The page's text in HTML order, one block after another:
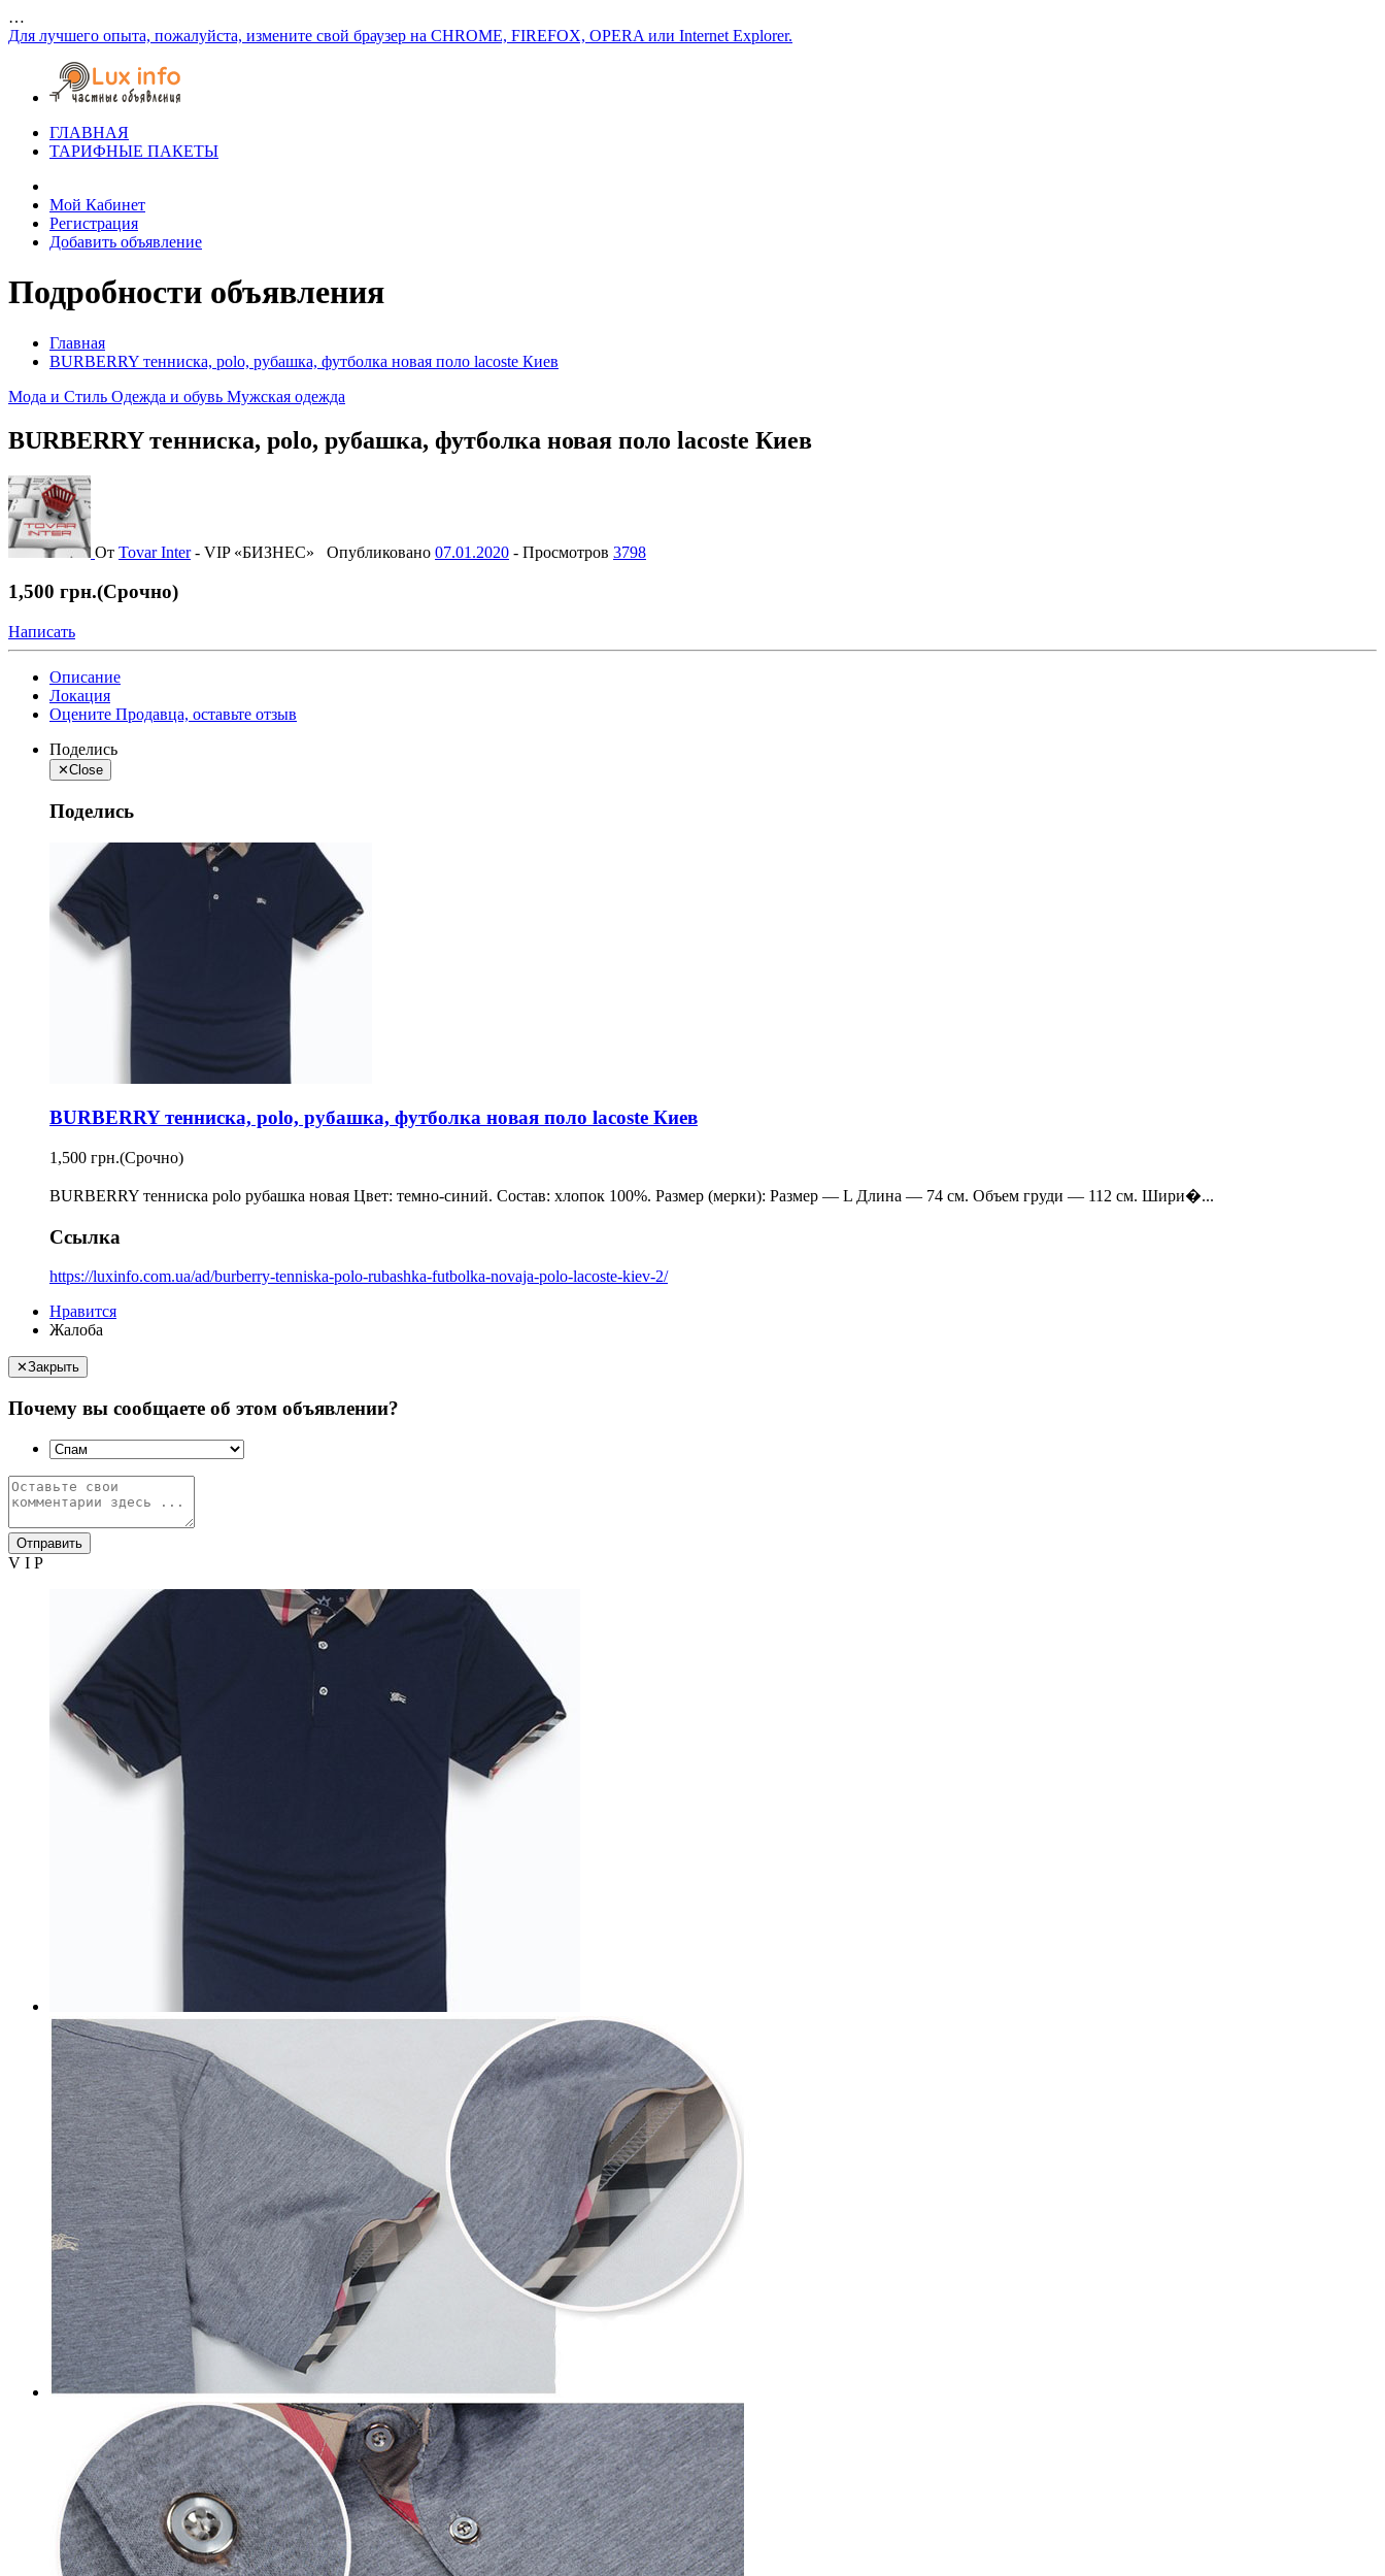
…
Для лучшего опыта, пожалуйста, измените свой браузер на CHROME, FIREFOX, OPERA или Internet Explorer.
ГЛАВНАЯ
ТАРИФНЫЕ ПАКЕТЫ
Мой Кабинет
Регистрация
Добавить объявление
Подробности объявления
Главная
BURBERRY тенниска, polo, рубашка, футболка новая поло lacoste Киев
Мода и Стиль Одежда и обувь Мужская одежда
BURBERRY тенниска, polo, рубашка, футболка новая поло lacoste Киев
От Tovar Inter - VIP «БИЗНЕС» Опубликовано 07.01.2020 - Просмотров 3798
1,500 грн.(Срочно)
Написать
Описание
Локация
Оцените Продавца, оставьте отзыв
Поделись
✕Close
Поделись
BURBERRY тенниска, polo, рубашка, футболка новая поло lacoste Киев
1,500 грн.(Срочно)
BURBERRY тенниска polo рубашка новая Цвет: темно-синий. Состав: хлопок 100%. Размер (мерки): Размер — L Длина — 74 см. Объем груди — 112 см. Шири�...
Ссылка
https://luxinfo.com.ua/ad/burberry-tenniska-polo-rubashka-futbolka-novaja-polo-lacoste-kiev-2/
Нравится
Жалоба
✕Закрыть
Почему вы сообщаете об этом объявлении?
Отправить
V I P